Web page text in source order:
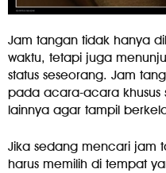
Jam tangan tidak hanya
waktu, tetapi juga
status seseorang. Jam
pada acara-acara khusus
lainnya agar tampil
Jika sedang mencari jam
harus memilih di tempat